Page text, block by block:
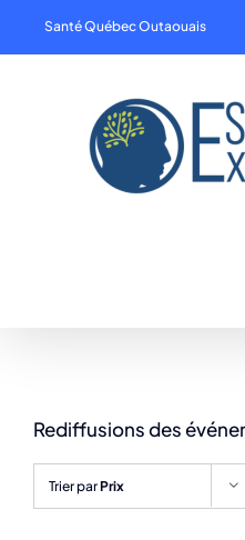
Santé Québec Outaouais
Rediffusions des
Trier parPrix